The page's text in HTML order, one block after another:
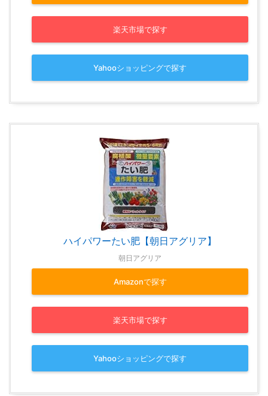
楽天市場で探す
Yahooショッピングで探す
ハイパワーたい肥【朝日アグリア】
朝日アグリア
Amazonで探す
楽天市場で探す
Yahooショッピングで探す